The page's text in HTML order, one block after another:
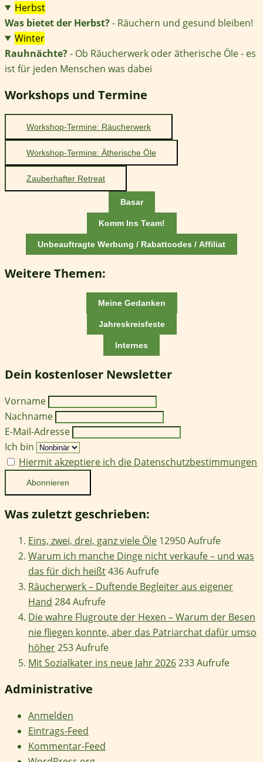
Herbst
Was bietet der Herbst?- Räuchern und gesund bleiben!
Winter
Rauhnächte?- Ob Räucherwerk oder ätherische Öle - es
ist für jeden Menschen was dabei
Workshops und Termine
Workshop-Termine: Räucherwerk
Workshop-Termine: Ätherische Öle
Zauberhafter Retreat
Basar
Komm Ins Team!
Unbeauftragte Werbung / Rabattcodes / Affiliat
Weitere Themen:
Meine Gedanken
Jahreskreisfeste
Internes
Dein kostenloser Newsletter
Vorname
Nachname
E-Mail-Adresse
Ich bin
Hiermit akzeptiere ich die Datenschutzbestimmungen
Was zuletzt geschrieben:
Eins, zwei, drei, ganz viele Öle 12950 Aufrufe
Warum ich manche Dinge nicht verkaufe – und was
das für dich heißt436 Aufrufe
Räucherwerk – Duftende Begleiter aus eigener
Hand 284 Aufrufe
Die wahre Flugroute der Hexen – Warum der Besen
nie fliegen konnte, aber das Patriarchat dafür umso
höher253 Aufrufe
Mit Sozialkater ins neue Jahr 2026233 Aufrufe
Administrative
Anmelden
Eintrags-Feed
Kommentar-Feed